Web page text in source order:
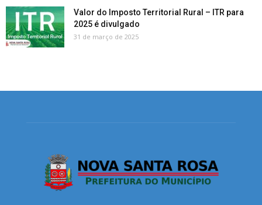
Valor do Imposto Territorial Rural – ITR para
2025 é divulgado
31 de março de 2025